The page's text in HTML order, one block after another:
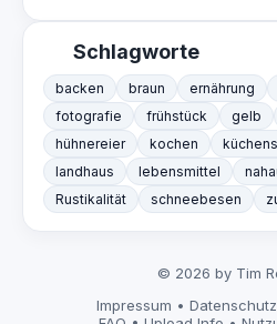
Schlagworte
backen braun ernährung
fotografie
frühstück gelb
hühnereier
kochen
landhaus
lebensmittel
Rustikalität
schneebesen
© 2026 by Tim
Impressum • Datenschutz